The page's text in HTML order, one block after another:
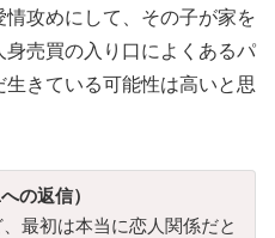
攻めにして、その子が家を
売買の入り口によくあるパ
きている可能性は高いと思
の返信）
最初は本当に恋人関係だと